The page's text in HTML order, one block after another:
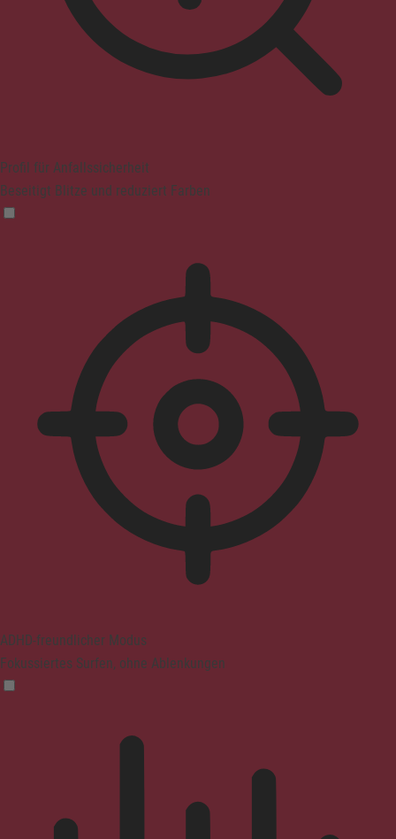
Profil für Anfallssicherheit
Beseitigt Blitze und reduziert Farben
ADHD-freundlicher Modus
Fokussiertes Surfen, ohne Ablenkungen